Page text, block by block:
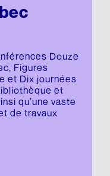
Douze
Figures
et Dix journées
et
qu’une vaste
de travaux